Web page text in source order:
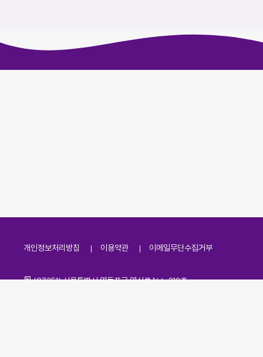
개인정보처리방침 이용약관 이메일무단수집거부
주소
(07251) 서울특별시 영등포구 영신로 166, 319호